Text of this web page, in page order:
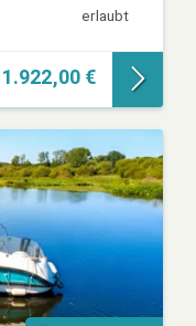
erlaubt
1.922,00 €